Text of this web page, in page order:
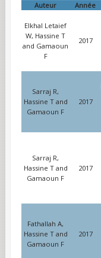
Auteur
Année
Elkhal Letaief
W, Hassine T
and Gamaoun
F
2017
Sarraj R,
Hassine T and
Gamaoun F
2017
Sarraj R,
Hassine T and
Gamaoun F
2017
Fathallah A,
Hassine T and
Gamaoun F
2017